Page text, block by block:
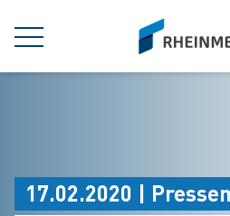
MENÜ
siteLogo
17.02.2020 |